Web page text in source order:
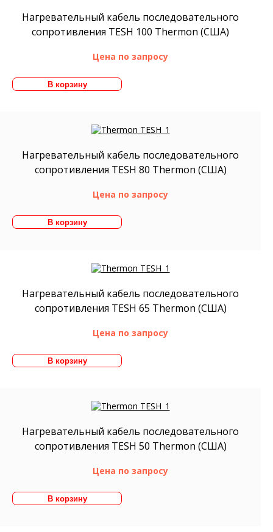
Нагревательный кабель последовательного
сопротивления TESH 100 Thermon (США)
Цена по запросу
Нагревательный кабель последовательного
сопротивления TESH 80 Thermon (США)
Цена по запросу
Нагревательный кабель последовательного
сопротивления TESH 65 Thermon (США)
Цена по запросу
Нагревательный кабель последовательного
сопротивления TESH 50 Thermon (США)
Цена по запросу